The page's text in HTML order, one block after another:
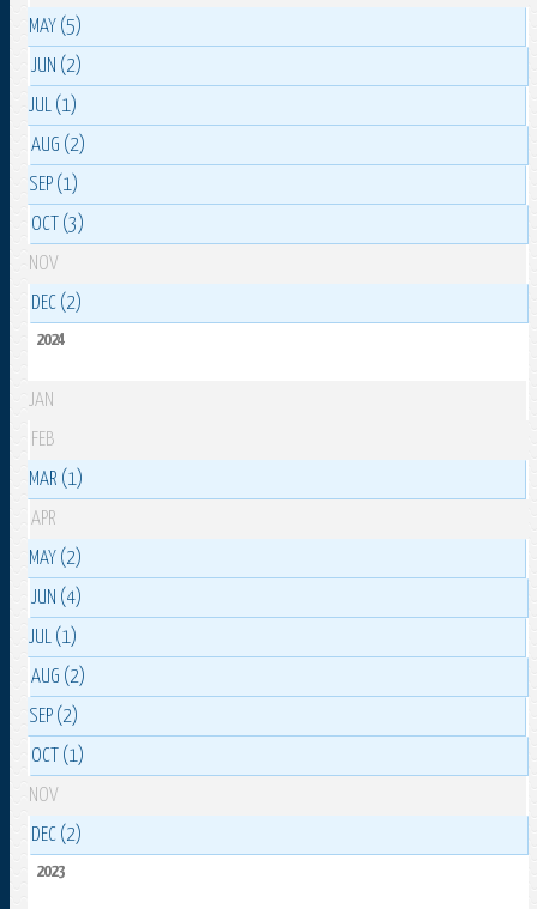
MAY (5)
JUN (2)
JUL (1)
AUG (2)
SEP (1)
OCT (3)
NOV
DEC (2)
2024
JAN
FEB
MAR (1)
APR
MAY (2)
JUN (4)
JUL (1)
AUG (2)
SEP (2)
OCT (1)
NOV
DEC (2)
2023